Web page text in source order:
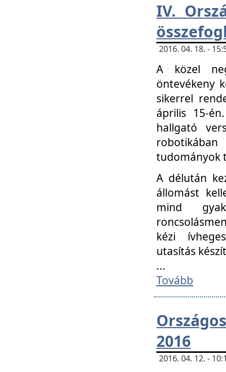
IV.
2016. 04. 18. -
A közel
öntevékeny
sikerrel
április 15-
hallgató
tudományok
A délután
állomást
mind
kézi
utasítás
...
Tovább
2016
2016. 04. 12. -